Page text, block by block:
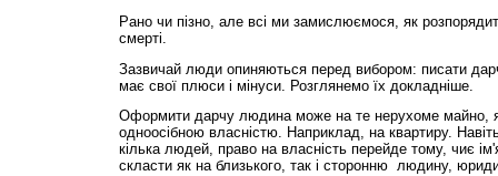
Рано чи пізно, але всі ми замислюємося, як
смерті.
Зазвичай люди опиняються перед вибором: писати
має свої плюси і мінуси. Розглянемо їх докладніше.
Оформити дарчу людина може на те нерухоме майно,
одноосібною власністю. Наприклад, на квартиру.
кілька людей, право на власність перейде тому, чиє
скласти як на близького, так і сторонню людину,